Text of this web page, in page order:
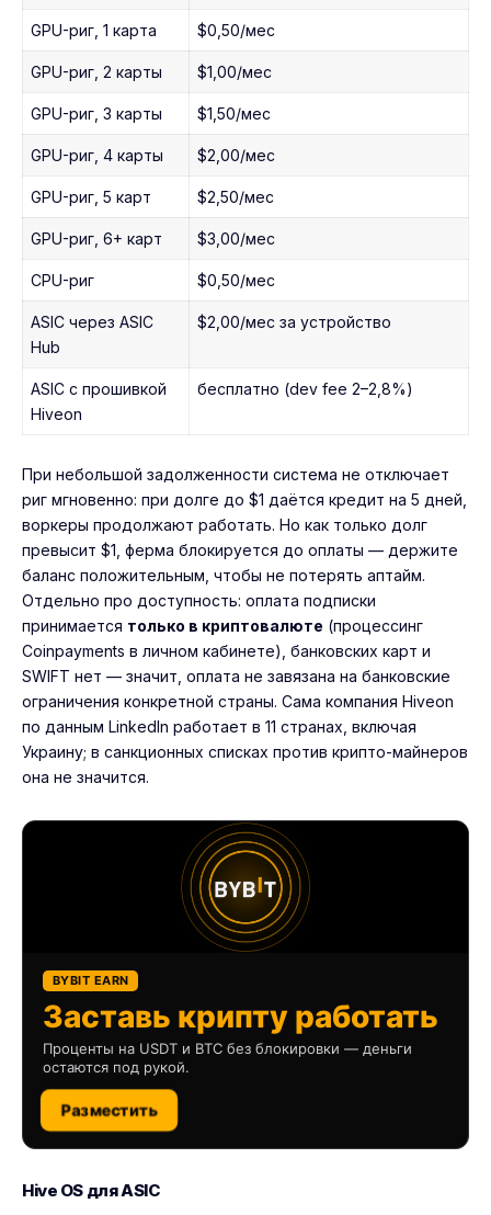
GPU-риг, 1 карта $0,50/мес
GPU-риг, 2 карты $1,00/мес
GPU-риг, 3 карты $1,50/мес
GPU-риг, 4 карты $2,00/мес
GPU-риг, 5 карт $2,50/мес
GPU-риг, 6+ карт $3,00/мес
CPU-риг $0,50/мес
ASIC через ASIC
Hub
$2,00/мес за устройство
ASIC с прошивкой
Hiveon
бесплатно (dev fee 2–2,8%)
При небольшой задолженности система не отключает
риг мгновенно: при долге до $1 даётся кредит на 5 дней,
воркеры продолжают работать. Но как только долг
превысит $1, ферма блокируется до оплаты — держите
баланс положительным, чтобы не потерять аптайм.
Отдельно про доступность: оплата подписки
принимается только в криптовалюте (процессинг
Coinpayments в личном кабинете), банковских карт и
SWIFT нет — значит, оплата не завязана на банковские
ограничения конкретной страны. Сама компания Hiveon
по данным LinkedIn работает в 11 странах, включая
Украину; в санкционных списках против крипто-майнеров
она не значится.
BYBIT EARN
Заставь крипту работать
Проценты на USDT и BTC без блокировки — деньги
остаются под рукой.
Разместить
Hive OS для ASIC